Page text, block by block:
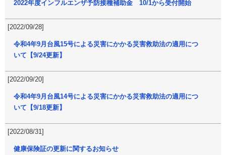
2022年度インフルエンザ予防接種補助金 10/1から受付開始
[2022/09/28]
令和4年9月台風15号による災害にかかる災害救助法の適用につ
いて【9/24更新】
[2022/09/20]
令和4年9月台風14号による災害にかかる災害救助法の適用につ
いて【9/18更新】
[2022/08/31]
健康保険証の更新に関するお知らせ